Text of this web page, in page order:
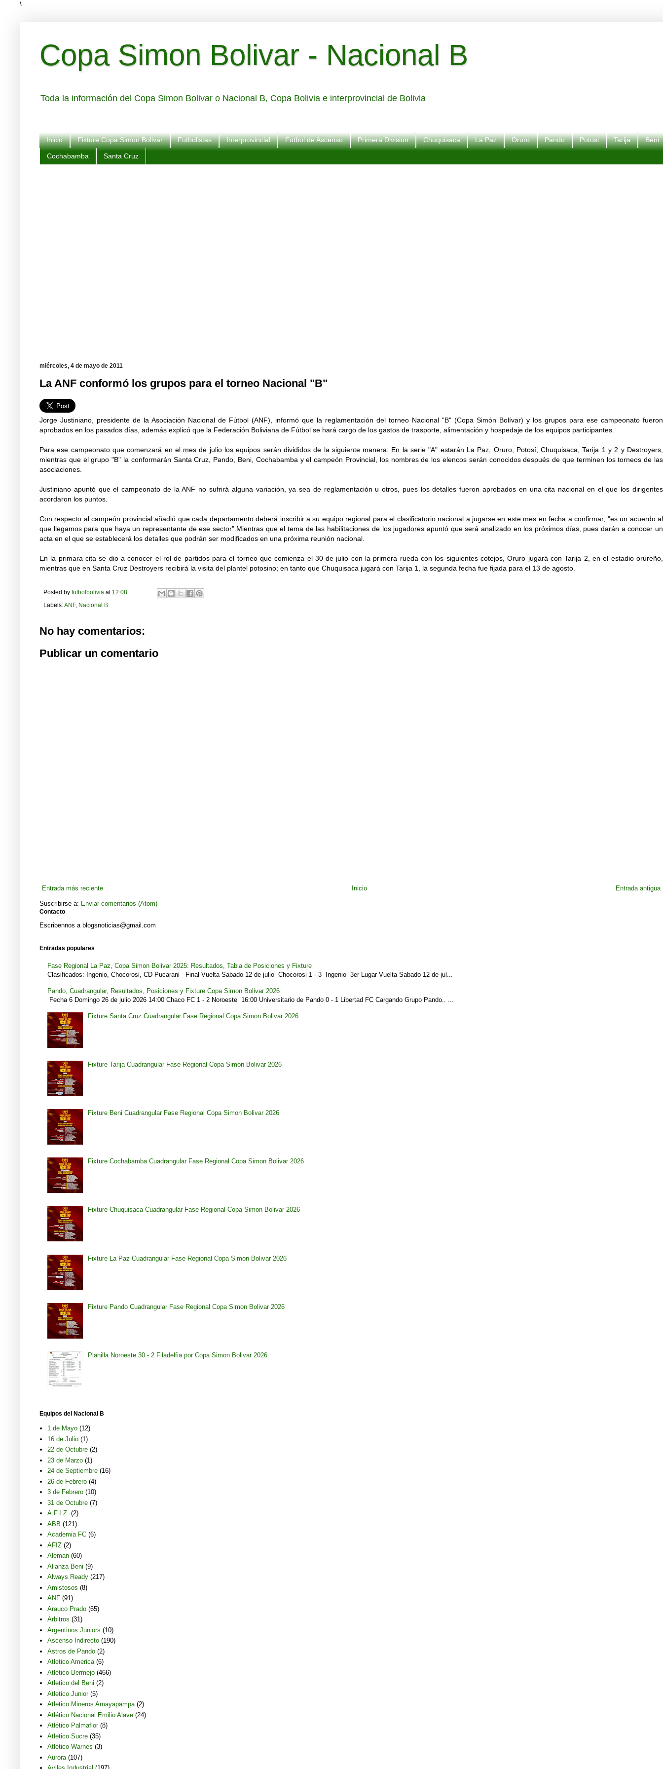
\
Copa Simon Bolivar - Nacional B
Toda la información del Copa Simon Bolivar o Nacional B, Copa Bolivia e interprovincial de Bolivia
Inicio Fixture Copa Simon Bolivar Futbolistas Interprovincial Futbol de Ascenso Primera Division Chuquisaca La Paz Oruro Pando Potosi Tarija Beni
Cochabamba Santa Cruz
miércoles, 4 de mayo de 2011
La ANF conformó los grupos para el torneo Nacional "B"
Jorge Justiniano, presidente de la Asociación Nacional de Fútbol (ANF), informó que la reglamentación del torneo Nacional "B" (Copa Simón Bolívar) y los grupos para ese campeonato fueron
aprobados en los pasados días, además explicó que la Federación Boliviana de Fútbol se hará cargo de los gastos de trasporte, alimentación y hospedaje de los equipos participantes.
Para ese campeonato que comenzará en el mes de julio los equipos serán divididos de la siguiente manera: En la serie "A" estarán La Paz, Oruro, Potosí, Chuquisaca, Tarija 1 y 2 y Destroyers,
mientras que el grupo "B" la conformarán Santa Cruz, Pando, Beni, Cochabamba y el campeón Provincial, los nombres de los elencos serán conocidos después de que terminen los torneos de las
asociaciones.
Justiniano apuntó que el campeonato de la ANF no sufrirá alguna variación, ya sea de reglamentación u otros, pues los detalles fueron aprobados en una cita nacional en el que los dirigentes
acordaron los puntos.
Con respecto al campeón provincial añadió que cada departamento deberá inscribir a su equipo regional para el clasificatorio nacional a jugarse en este mes en fecha a confirmar, "es un acuerdo al
que llegamos para que haya un representante de ese sector".Mientras que el tema de las habilitaciones de los jugadores apuntó que será analizado en los próximos días, pues darán a conocer un
acta en el que se establecerá los detalles que podrán ser modificados en una próxima reunión nacional.
En la primara cita se dio a conocer el rol de partidos para el torneo que comienza el 30 de julio con la primera rueda con los siguientes cotejos, Oruro jugará con Tarija 2, en el estadio orureño,
mientras que en Santa Cruz Destroyers recibirá la visita del plantel potosino; en tanto que Chuquisaca jugará con Tarija 1, la segunda fecha fue fijada para el 13 de agosto.
Posted by futbolbolivia at 12:08
Labels: ANF, Nacional B
No hay comentarios:
Publicar un comentario
Entrada más reciente Entrada antigua
Inicio
Suscribirse a: Enviar comentarios (Atom)
Contacto
Escribennos a blogsnoticias@gmail.com
Entradas populares
Fase Regional La Paz, Copa Simon Bolivar 2025: Resultados, Tabla de Posiciones y Fixture
Clasificados: Ingenio, Chocorosi, CD Pucarani Final Vuelta Sabado 12 de julio Chocorosi 1 - 3 Ingenio 3er Lugar Vuelta Sabado 12 de jul...
Pando, Cuadrangular, Resultados, Posiciones y Fixture Copa Simon Bolivar 2026
Fecha 6 Domingo 26 de julio 2026 14:00 Chaco FC 1 - 2 Noroeste 16:00 Universitario de Pando 0 - 1 Libertad FC Cargando Grupo Pando.. ...
Fixture Santa Cruz Cuadrangular Fase Regional Copa Simon Bolivar 2026
Fixture Tarija Cuadrangular Fase Regional Copa Simon Bolivar 2026
Fixture Beni Cuadrangular Fase Regional Copa Simon Bolivar 2026
Fixture Cochabamba Cuadrangular Fase Regional Copa Simon Bolivar 2026
Fixture Chuquisaca Cuadrangular Fase Regional Copa Simon Bolivar 2026
Fixture La Paz Cuadrangular Fase Regional Copa Simon Bolivar 2026
Fixture Pando Cuadrangular Fase Regional Copa Simon Bolivar 2026
Planilla Noroeste 30 - 2 Filadelfia por Copa Simon Bolivar 2026
Equipos del Nacional B
1 de Mayo (12)
16 de Julio (1)
22 de Octubre (2)
23 de Marzo (1)
24 de Septiembre (16)
26 de Febrero (4)
3 de Febrero (10)
31 de Octubre (7)
A.F.I.Z. (2)
ABB (121)
Academia FC (6)
AFIZ (2)
Aleman (60)
Alianza Beni (9)
Always Ready (217)
Amistosos (8)
ANF (91)
Arauco Prado (65)
Arbitros (31)
Argentinos Juniors (10)
Ascenso Indirecto (190)
Astros de Pando (2)
Atletico America (6)
Atlético Bermejo (466)
Atletico del Beni (2)
Atletico Junior (5)
Atletico Mineros Amayapampa (2)
Atlético Nacional Emilio Alave (24)
Atlético Palmaflor (8)
Atletico Sucre (35)
Atletico Warnes (3)
Aurora (107)